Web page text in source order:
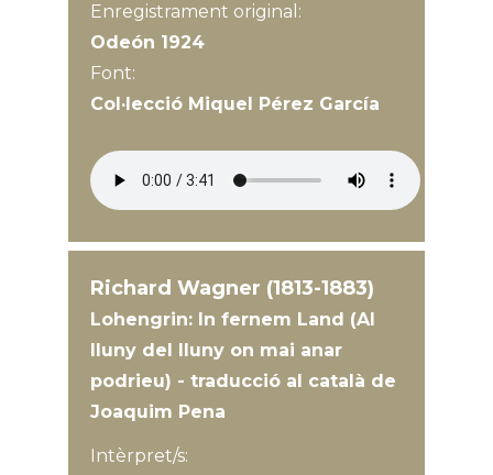
Enregistrament original:
Odeón 1924
Font:
Col·lecció Miquel Pérez García
Richard Wagner (1813-1883)
Lohengrin: In fernem Land (Al
lluny del lluny on mai anar
podrieu) - traducció al català de
Joaquim Pena
Intèrpret/s: